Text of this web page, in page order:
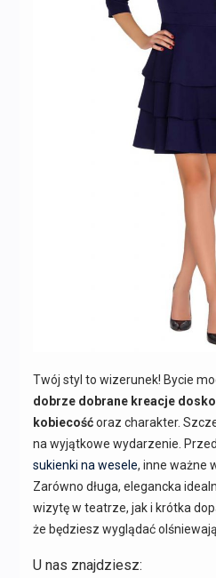
Twój styl to wizerunek! Bycie
dobrze dobrane kreacje
kobiecośćoraz charakter.
na wyjątkowe wydarzenie.
sukienki na wesele, inne ważne
Zarówno długa, elegancka
wizytę w teatrze, jak i krótka
że będziesz wyglądać
U nas znajdziesz: